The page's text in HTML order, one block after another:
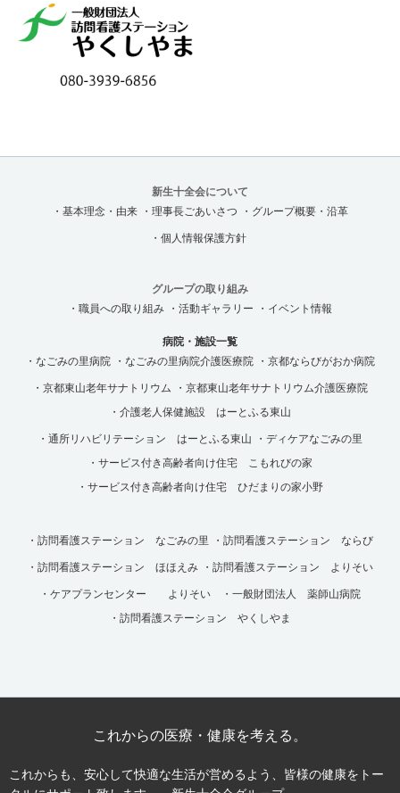
新生十全会について
・基本理念・由来
・理事長ごあいさつ ・グループ概要・沿革
・個人情報保護方針
グループの取り組み
・職員への取り組み
・活動ギャラリー ・イベント情報
病院・施設一覧
・なごみの里病院
・なごみの里病院介護医療院 ・京都ならびがおか病院
・京都東山老年サナトリウム
・京都東山老年サナトリウム介護医療院
・介護老人保健施設 はーとふる東山
・通所リハビリテーション はーとふる東山
・ディケアなごみの里
・サービス付き高齢者向け住宅 こもれびの家
・サービス付き高齢者向け住宅 ひだまりの家小野
・訪問看護ステーション なごみの里 ・訪問看護ステーション ならび
・訪問看護ステーション ほほえみ ・訪問看護ステーション よりそい
・ケアプランセンター よりそい
・一般財団法人 薬師山病院
・訪問看護ステーション やくしやま
これからの医療・健康を考える。
これからも、安心して快適な生活が営めるよう、皆様の健康をトー